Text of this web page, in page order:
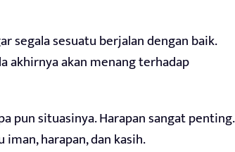
segala sesuatu berjalan dengan baik.
akhirnya akan menang terhadap
pun situasinya. Harapan sangat penting.
harapan, dan kasih.